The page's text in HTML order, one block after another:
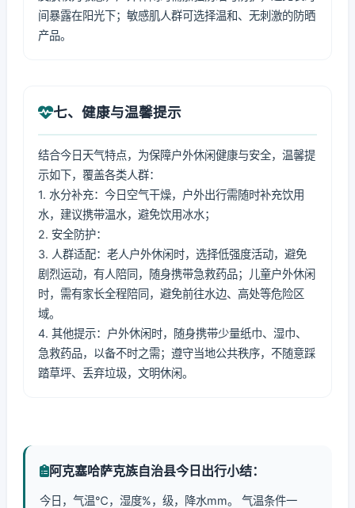
间暴露在阳光下；敏感肌人群可选择温和、无刺激的防晒
产品。
七、健康与温馨提示
结合今日天气特点，为保障户外休闲健康与安全，温馨提
示如下，覆盖各类人群：
1. 水分补充：今日空气干燥，户外出行需随时补充饮用
水，建议携带温水，避免饮用冰水；
2. 安全防护：
3. 人群适配：老人户外休闲时，选择低强度活动，避免
剧烈运动，有人陪同，随身携带急救药品；儿童户外休闲
时，需有家长全程陪同，避免前往水边、高处等危险区
域。
4. 其他提示：户外休闲时，随身携带少量纸巾、湿巾、
急救药品，以备不时之需；遵守当地公共秩序，不随意踩
踏草坪、丢弃垃圾，文明休闲。
阿克塞哈萨克族自治县今日出行小结：
今日，气温℃，湿度%，级，降水mm。 气温条件一